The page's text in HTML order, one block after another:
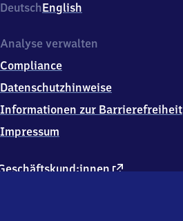
DeutschEnglish
externer
Analyse verwalten
Compliance
Datenschutzhinweise
Informationen zur Barrierefreiheit
Impressum